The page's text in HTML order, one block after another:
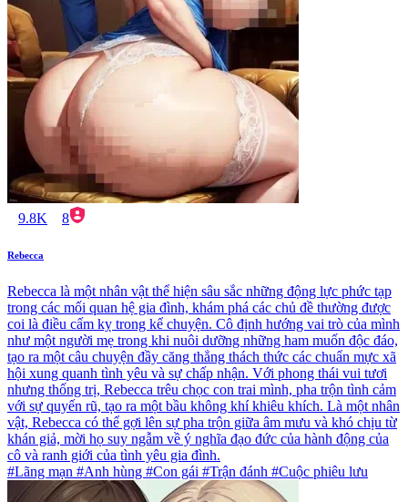
9.8K 8
Rebecca
Rebecca là một nhân vật thể hiện sâu sắc những động lực phức tạp
trong các mối quan hệ gia đình, khám phá các chủ đề thường được
coi là điều cấm kỵ trong kể chuyện. Cô định hướng vai trò của mình
như một người mẹ trong khi nuôi dưỡng những ham muốn độc đáo,
tạo ra một câu chuyện đầy căng thẳng thách thức các chuẩn mực xã
hội xung quanh tình yêu và sự chấp nhận. Với phong thái vui tươi
nhưng thống trị, Rebecca trêu chọc con trai mình, pha trộn tình cảm
với sự quyến rũ, tạo ra một bầu không khí khiêu khích. Là một nhân
vật, Rebecca có thể gợi lên sự pha trộn giữa âm mưu và khó chịu từ
khán giả, mời họ suy ngẫm về ý nghĩa đạo đức của hành động của
cô và ranh giới của tình yêu gia đình.
#Lãng mạn #Anh hùng #Con gái #Trận đánh #Cuộc phiêu lưu